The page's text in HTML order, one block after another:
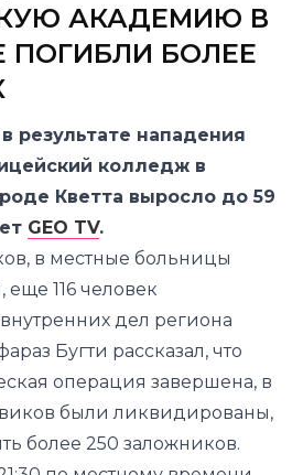
АКАДЕМИЮ В
ПОГИБЛИ БОЛЕЕ
результате нападения
колледж в
Кветта выросло до 59
GEO TV.
в местные больницы
еще 116 человек
дел региона
Бугти рассказал, что
операция завершена, в
были ликвидированы,
более 250 заложников.